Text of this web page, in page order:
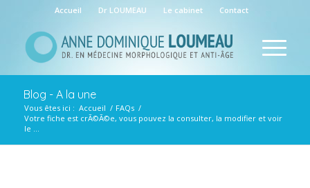
Accueil Dr LOUMEAU Le cabinet Contact
Blog - A la une
Vous êtes ici : Accueil / FAQs /
Votre fiche est crÃ©Ã©e, vous pouvez la consulter, la modifier et voir
le ...